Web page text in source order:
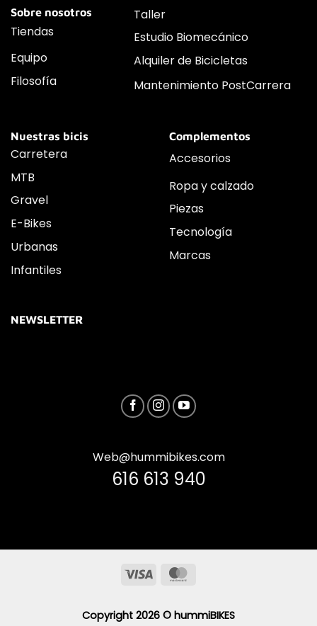
Sobre nosotros
Tiendas
Equipo
Filosofía
Taller
Estudio Biomecánico
Alquiler de Bicicletas
Mantenimiento PostCarrera
Nuestras bicis
Carretera
MTB
Gravel
E-Bikes
Urbanas
Infantiles
Complementos
Accesorios
Ropa y calzado
Piezas
Tecnología
Marcas
NEWSLETTER
Web@hummibikes.com
616 613 940
Visa
Copyright 2026 © hummiBIKES